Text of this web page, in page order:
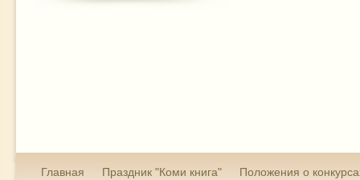
Главная Праздник "Коми книга" Положения о